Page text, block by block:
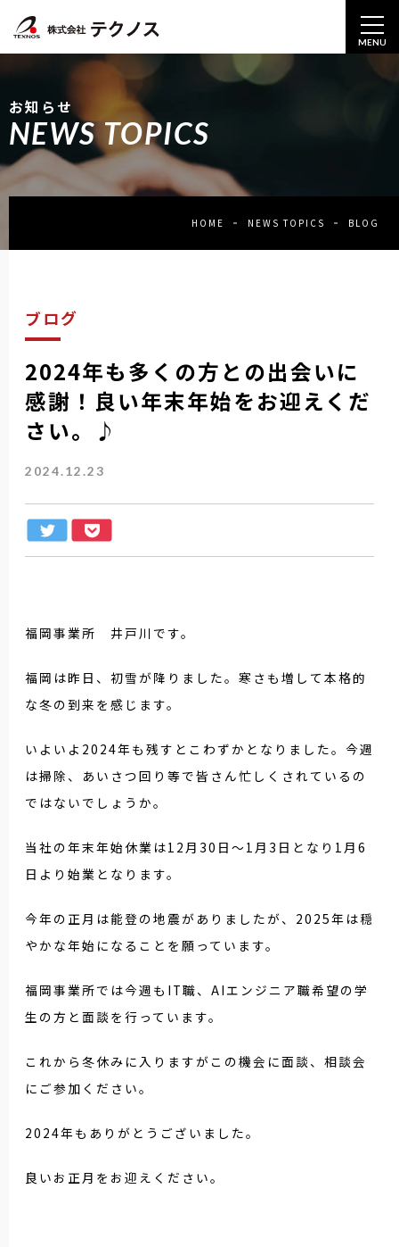
MENU
お知らせ
NEWS TOPICS
HOME NEWS TOPICS BLOG
ブログ
2024年も多くの方との出会いに
感謝！良い年末年始をお迎えくだ
さい。♪
2024.12.23
福岡事業所 井戸川です。
福岡は昨日、初雪が降りました。寒さも増して本格的
な冬の到来を感じます。
いよいよ2024年も残すとこわずかとなりました。今週
は掃除、あいさつ回り等で皆さん忙しくされているの
ではないでしょうか。
当社の年末年始休業は12月30日～1月3日となり1月6
日より始業となります。
今年の正月は能登の地震がありましたが、2025年は穏
やかな年始になることを願っています。
福岡事業所では今週もIT職、AIエンジニア職希望の学
生の方と面談を行っています。
これから冬休みに入りますがこの機会に面談、相談会
にご参加ください。
2024年もありがとうございました。
良いお正月をお迎えください。